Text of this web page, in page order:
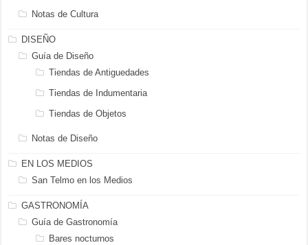
Notas de Cultura
DISEÑO
Guía de Diseño
Tiendas de Antiguedades
Tiendas de Indumentaria
Tiendas de Objetos
Notas de Diseño
EN LOS MEDIOS
San Telmo en los Medios
GASTRONOMÍA
Guía de Gastronomía
Bares nocturnos